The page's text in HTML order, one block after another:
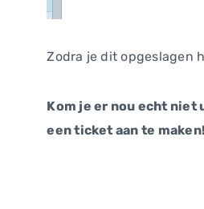
Zodra je dit opgeslagen
Kom je er nou echt niet
een ticket aan te maken!